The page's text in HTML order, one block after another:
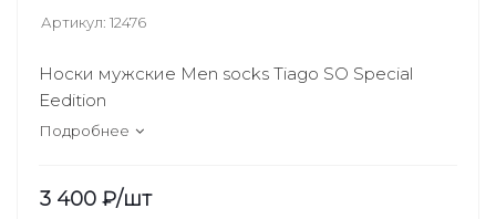
Артикул: 12476
Носки мужские Men socks Tiago SO Special
Eedition
Подробнее
3 400 ₽/шт